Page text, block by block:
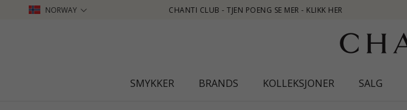
NORWAY
SE MER - KLIKK HER
SMYKKER BRANDS KOLLEKSJONER SALG